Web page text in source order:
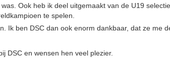
Ook heb ik deel uitgemaakt van de U19
te spelen.
Ik ben DSC dan ook enorm dankbaar, dat ze me
DSC en wensen hen veel plezier.